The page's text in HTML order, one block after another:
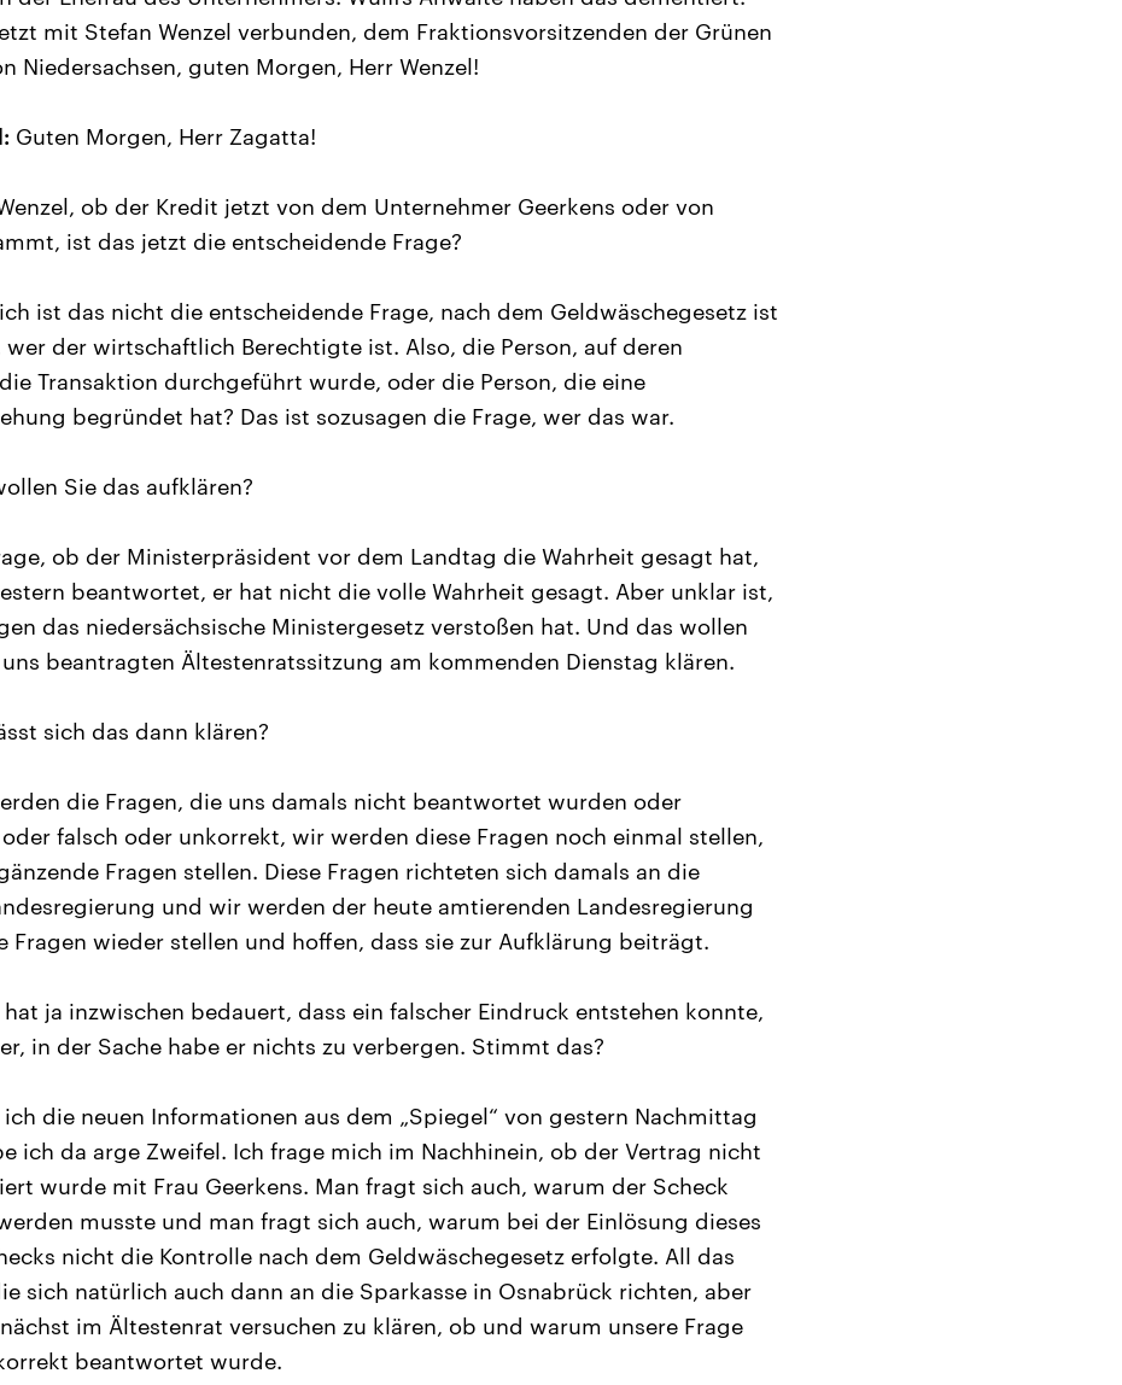
mit Stefan Wenzel verbunden, dem Fraktionsvorsitzenden der Grünen
Niedersachsen, guten Morgen, Herr Wenzel!
Guten Morgen, Herr Zagatta!
ob der Kredit jetzt von dem Unternehmer Geerkens oder von
ist das jetzt die entscheidende Frage?
ist das nicht die entscheidende Frage, nach dem Geldwäschegesetz ist
der wirtschaftlich Berechtigte ist. Also, die Person, auf deren
Transaktion durchgeführt wurde, oder die Person, die eine
begründet hat? Das ist sozusagen die Frage, wer das war.
Sie das aufklären?
ob der Ministerpräsident vor dem Landtag die Wahrheit gesagt hat,
beantwortet, er hat nicht die volle Wahrheit gesagt. Aber unklar ist,
das niedersächsische Ministergesetz verstoßen hat. Und das wollen
beantragten Ältestenratssitzung am kommenden Dienstag klären.
sich das dann klären?
die Fragen, die uns damals nicht beantwortet wurden oder
falsch oder unkorrekt, wir werden diese Fragen noch einmal stellen,
Fragen stellen. Diese Fragen richteten sich damals an die
und wir werden der heute amtierenden Landesregierung
Fragen wieder stellen und hoffen, dass sie zur Aufklärung beiträgt.
ja inzwischen bedauert, dass ein falscher Eindruck entstehen konnte,
in der Sache habe er nichts zu verbergen. Stimmt das?
ich die neuen Informationen aus dem „Spiegel“ von gestern Nachmittag
ich da arge Zweifel. Ich frage mich im Nachhinein, ob der Vertrag nicht
wurde mit Frau Geerkens. Man fragt sich auch, warum der Scheck
musste und man fragt sich auch, warum bei der Einlösung dieses
nicht die Kontrolle nach dem Geldwäschegesetz erfolgte. All das
sich natürlich auch dann an die Sparkasse in Osnabrück richten, aber
im Ältestenrat versuchen zu klären, ob und warum unsere Frage
beantwortet wurde.